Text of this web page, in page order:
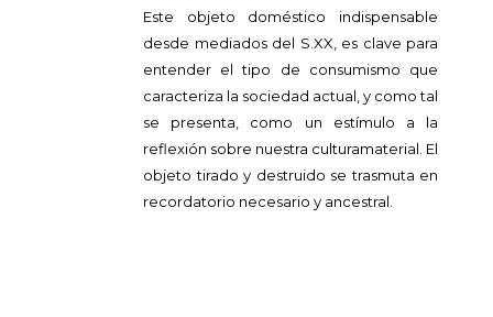
Este objeto doméstico indispensable
desde mediados del S.XX, es clave para
entender el tipo de consumismo que
caracteriza la sociedad actual, y como tal
se presenta, como un estímulo a la
reflexión sobre nuestra culturamaterial. El
objeto tirado y destruido se trasmuta en
recordatorio necesario y ancestral.